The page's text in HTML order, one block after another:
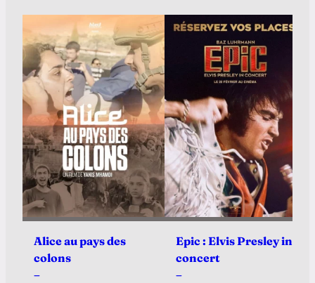
Alice au pays des
colons
–
Epic : Elvis Presley in
concert
–